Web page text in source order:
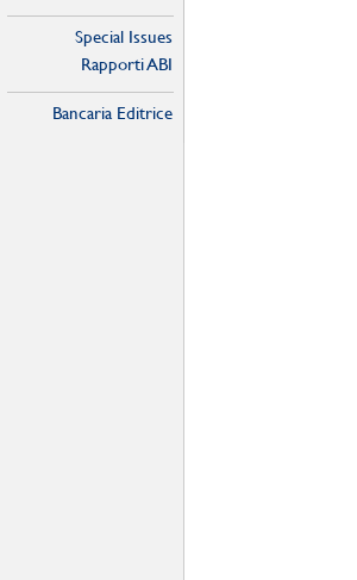
Special Issues
Rapporti ABI
Bancaria Editrice